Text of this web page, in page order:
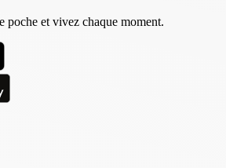
poche et vivez chaque moment.